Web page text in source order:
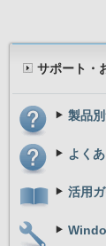
サポート・
製品
よく
活用